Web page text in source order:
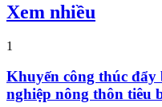
Xem nhiều
1
Khuyến công thúc đẩy
nghiệp nông thôn tiêu